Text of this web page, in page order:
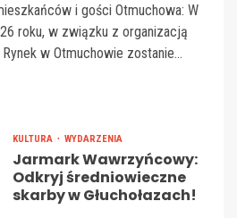
i gości Otmuchowa: W
roku, w związku z organizacją
w Otmuchowie zostanie...
KULTURA WYDARZENIA
Jarmark Wawrzyńcowy:
Odkryj średniowieczne
skarby w Głuchołazach!